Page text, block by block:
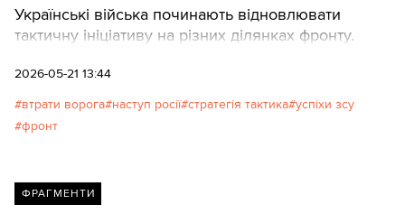
Українські війська починають відновлювати
тактичну ініціативу на різних ділянках фронту.
2026-05-21 13:44
втрати ворога наступ росії стратегія тактика успіхи зсу
фронт
ФРАГМЕНТИ